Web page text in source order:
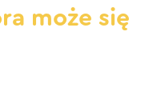
może się